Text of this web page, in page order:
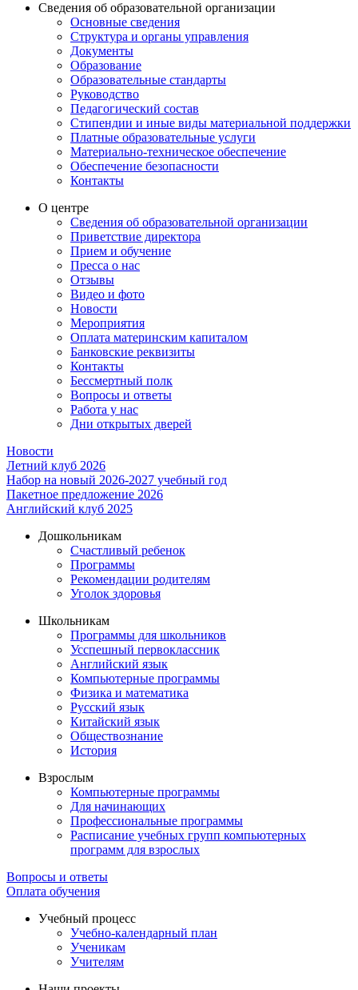
Сведения об образовательной организации
Основные сведения
Структура и органы управления
Документы
Образование
Образовательные стандарты
Руководство
Педагогический состав
Стипендии и иные виды материальной поддержки
Платные образовательные услуги
Материально-техническое обеспечение
Обеспечение безопасности
Контакты
О центре
Сведения об образовательной организации
Приветствие директора
Прием и обучение
Пресса о нас
Отзывы
Видео и фото
Новости
Мероприятия
Оплата материнским капиталом
Банковские реквизиты
Контакты
Бессмертный полк
Вопросы и ответы
Работа у нас
Дни открытых дверей
Новости
Летний клуб 2026
Набор на новый 2026-2027 учебный год
Пакетное предложение 2026
Английский клуб 2025
Дошкольникам
Счастливый ребенок
Программы
Рекомендации родителям
Уголок здоровья
Школьникам
Программы для школьников
Усспешный первоклассник
Английский язык
Компьютерные программы
Физика и математика
Русский язык
Китайский язык
Обществознание
История
Взрослым
Компьютерные программы
Для начинающих
Профессиональные программы
Расписание учебных групп компьютерных
программ для взрослых
Вопросы и ответы
Оплата обучения
Учебный процесс
Учебно-календарный план
Ученикам
Учителям